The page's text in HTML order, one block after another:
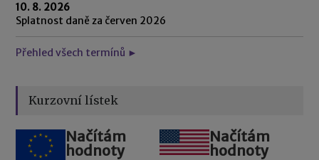
10. 8. 2026
Splatnost daně za červen 2026
Přehled všech termínů ►
Kurzovní lístek
Načítám
hodnoty
Načítám
hodnoty